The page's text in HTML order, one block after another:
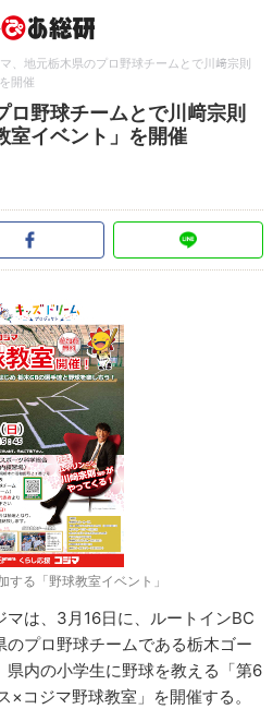
、地元栃木県のプロ野球チームとで川﨑宗則
開催
ロ野球チームとで川﨑宗則
室イベント」を開催
する「野球教室イベント」
マは、3月16日に、ルートインBC
のプロ野球チームである栃木ゴー
県内の小学生に野球を教える「第6
×コジマ野球教室」を開催する。